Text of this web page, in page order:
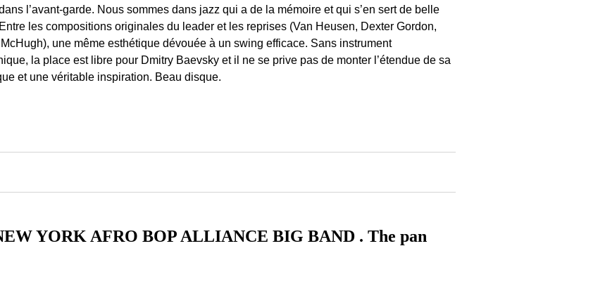
l’avant-garde. Nous sommes dans jazz qui a de la mémoire et qui s’en sert de belle
les compositions originales du leader et les reprises (Van Heusen, Dexter Gordon,
une même esthétique dévouée à un swing efficace. Sans instrument
la place est libre pour Dmitry Baevsky et il ne se prive pas de monter l’étendue de sa
et une véritable inspiration. Beau disque.
YORK AFRO BOP ALLIANCE BIG BAND . The pan